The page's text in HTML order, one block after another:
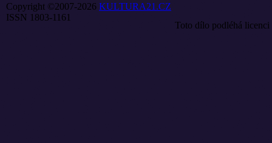
Copyright ©2007-2026 KULTURA21.CZ
ISSN 1803-1161
Toto dílo podléhá licenci